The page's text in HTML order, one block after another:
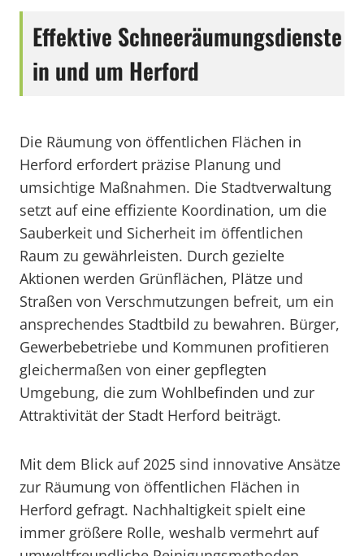
Effektive Schneeräumungsdienste
in und um Herford
Die Räumung von öffentlichen Flächen in
Herford erfordert präzise Planung und
umsichtige Maßnahmen. Die Stadtverwaltung
setzt auf eine effiziente Koordination, um die
Sauberkeit und Sicherheit im öffentlichen
Raum zu gewährleisten. Durch gezielte
Aktionen werden Grünflächen, Plätze und
Straßen von Verschmutzungen befreit, um ein
ansprechendes Stadtbild zu bewahren. Bürger,
Gewerbebetriebe und Kommunen profitieren
gleichermaßen von einer gepflegten
Umgebung, die zum Wohlbefinden und zur
Attraktivität der Stadt Herford beiträgt.
Mit dem Blick auf 2025 sind innovative Ansätze
zur Räumung von öffentlichen Flächen in
Herford gefragt. Nachhaltigkeit spielt eine
immer größere Rolle, weshalb vermehrt auf